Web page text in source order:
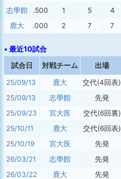
志學館
.500 1 5 4
鹿大
.000 2 7 7
• 最近10試合
試合日 対戦チーム 出場
25/09/13 鹿大 交代(4回表)
25/09/13
志學館 先発
25/09/23
宮大医 交代(6回裏)
25/10/11
鹿大 交代(6回表)
25/10/19
宮大医 先発
26/03/21
志學館 先発
26/03/22
鹿大 先発